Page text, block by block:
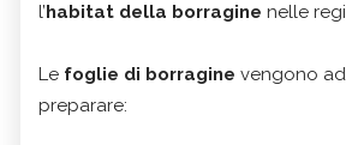
l’habitat della borragine nelle
Le foglie di borragine vengono
preparare: